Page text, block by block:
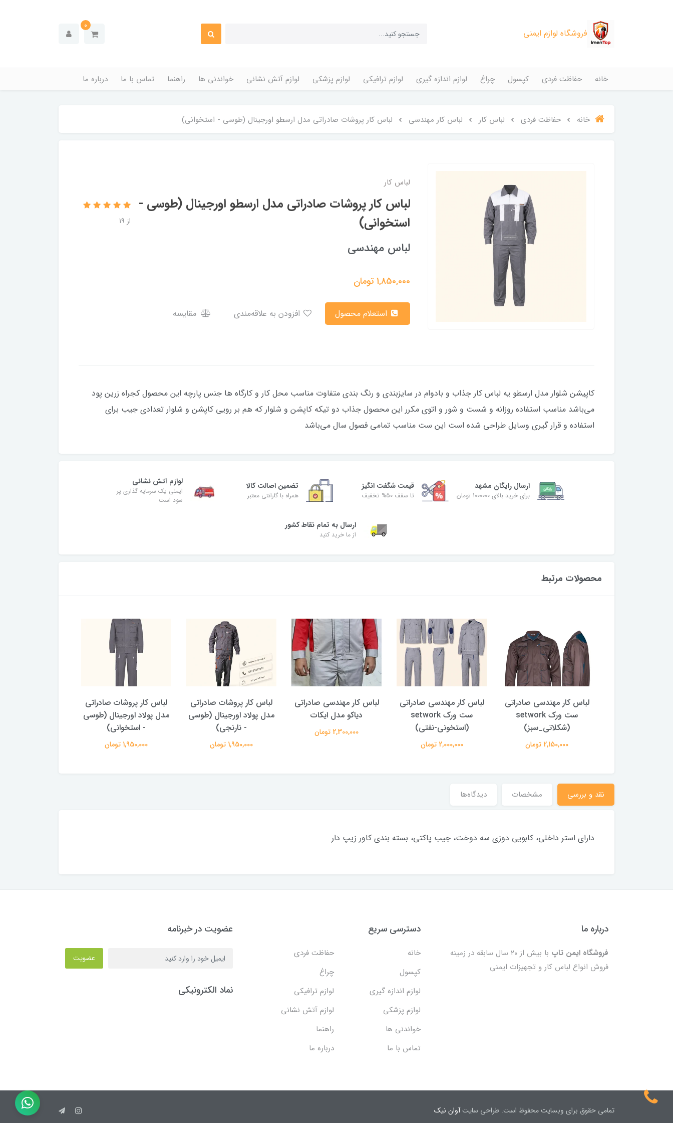
فروشگاه لوازم ایمنی
0
خانه حفاظت فردی کپسول چراغ لوازم اندازه گیری لوازم ترافیکی لوازم پزشکی لوازم آتش نشانی خواندنی ها راهنما تماس با ما درباره ما
خانه حفاظت فردی لباس کار لباس کار مهندسی لباس کار پروشات صادراتی مدل ارسطو اورجینال (طوسی - استخوانی)
لباس کار
لباس کار پروشات صادراتی مدل ارسطو اورجینال (طوسی -
استخوانی)
از 19
لباس مهندسی
1,850,000تومان
مقایسه
کاپیشن شلوار مدل ارسطو یه لباس کار جذاب و بادوام در سایزبندی و رنگ بندی متفاوت مناسب محل کار و کارگاه ها جنس پارچه این محصول کجراه زرین پود
می‌باشد مناسب استفاده روزانه و شست و شور و اتوی مکرر این محصول جذاب دو تیکه کاپشن و شلوار که هم بر رویی کاپشن و شلوار تعدادی جیب برای
استفاده و قرار گیری وسایل طراحی شده است این ست مناسب تمامی فصول سال می‌باشد
ارسال رایگان مشهد
برای خرید بالای 1000000 تومان
قیمت شگفت‌ انگیز
تا سقف 50% تخفیف
تضمین اصالت کالا
همراه با گارانتی معتبر
لوازم آتش نشانی
ایمنی یک سرمایه گذاری پر
سود است
ارسال به تمام نقاط کشور
از ما خرید کنید
محصولات مرتبط
لباس کار مهندسی صادراتی
ست ورک setwork
(شکلاتی_سبز)
2,150,000 تومان
لباس کار مهندسی صادراتی
ست ورک setwork
(استخونی-نفتی)
2,000,000 تومان
لباس کار مهندسی صادراتی
دیاکو مدل ایکات
2,300,000 تومان
لباس کار پروشات صادراتی
مدل پولاد اورجینال (طوسی
- نارنجی)
1,950,000 تومان
لباس کار پروشات صادراتی
مدل پولاد اورجینال (طوسی
- استخوانی)
1,950,000 تومان
نقد و بررسی مشخصات دیدگاه‌ها
دارای استر داخلی، کابویی دوزی سه دوخت، جیب پاکتی، بسته بندی کاور زیپ دار
درباره ما
فروشگاه ایمن تاپ
با بیش از ۲۰ سال سابقه در زمینه
فروش انواع لباس کار و تجهیزات ایمنی
دسترسی سریع
خانه
حفاظت فردی
کپسول
چراغ
لوازم اندازه گیری
لوازم ترافیکی
لوازم پزشکی
لوازم آتش نشانی
خواندنی ها
راهنما
تماس با ما
درباره ما
عضویت در خبرنامه
عضویت
نماد الکترونیکی
تمامی حقوق برای وبسایت محفوظ است. طراحی سایتآوان نیک